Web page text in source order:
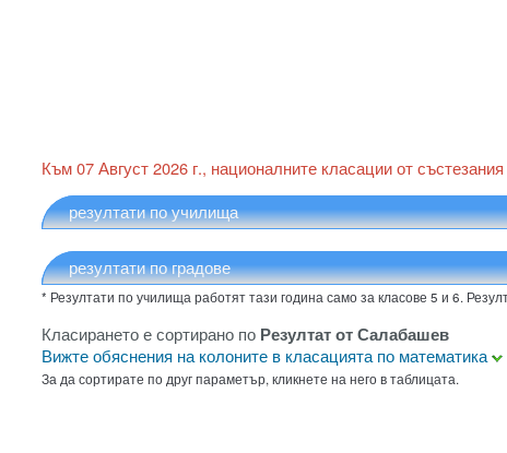
Към 07 Август 2026 г., националните класации от
* Резултати по училища работят тази година само за класове 5 и 6.
Класирането е сортирано по Резултат от Салабашев
Вижте обяснения на колоните в класацията по математика
За да сортирате по друг параметър, кликнете на него в таблицата.